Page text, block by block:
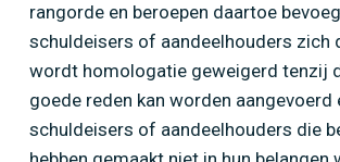
rangorde en beroepen daartoe
schuldeisers of aandeelhouders zich
wordt homologatie geweigerd tenzij
goede reden kan worden aangevoerd
schuldeisers of aandeelhouders die